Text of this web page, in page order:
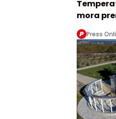
mora
Press